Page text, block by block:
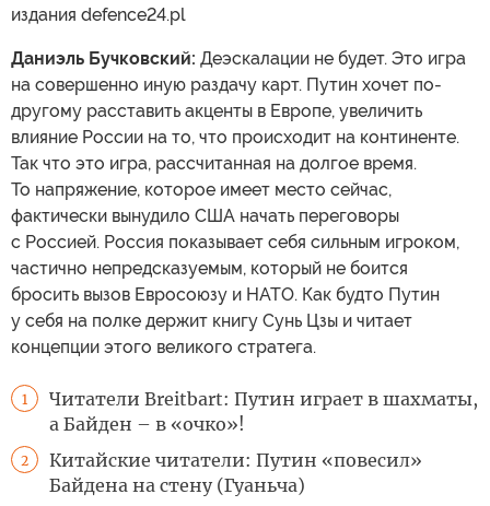
издания defence24.pl
Даниэль Бучковский: Деэскалации не будет. Это игра
на совершенно иную раздачу карт. Путин хочет по-
другому расставить акценты в Европе, увеличить
влияние России на то, что происходит на континенте.
Так что это игра, рассчитанная на долгое время.
То напряжение, которое имеет место сейчас,
фактически вынудило США начать переговоры
с Россией. Россия показывает себя сильным игроком,
частично непредсказуемым, который не боится
бросить вызов Евросоюзу и НАТО. Как будто Путин
у себя на полке держит книгу Сунь Цзы и читает
концепции этого великого стратега.
1
Читатели Breitbart: Путин играет в шахматы,
а Байден – в «очко»!
2
Китайские читатели: Путин «повесил»
Байдена на стену (Гуаньча)